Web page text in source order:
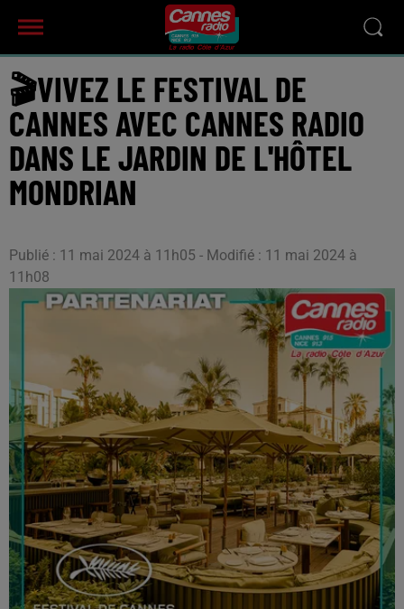
🎬VIVEZ LE FESTIVAL DE
CANNES AVEC CANNES RADIO
DANS LE JARDIN DE L'HÔTEL
MONDRIAN
Publié : 11 mai 2024 à 11h05 - Modifié : 11 mai 2024 à
11h08